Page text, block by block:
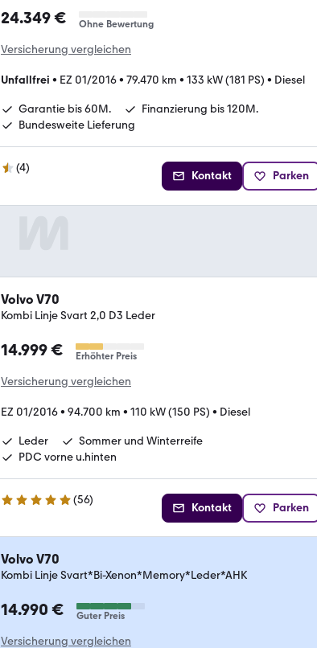
24.349 € Ohne Bewertung
Versicherung vergleichen
Unfallfrei • EZ 01/2016• 79.470 km • 133 kW (181 PS) • Diesel
Garantie bis 60M.
Finanzierung bis 120M.
Bundesweite Lieferung
(4)
Kontakt Parken
Volvo V70
Kombi Linje Svart 2,0 D3 Leder
14.999 € Erhöhter Preis
Versicherung vergleichen
EZ 01/2016• 94.700 km • 110 kW (150 PS) • Diesel
Leder
Sommer und Winterreife
PDC vorne u.hinten
4.8 Sterne (56)
Kontakt Parken
Volvo V70
Kombi Linje Svart*Bi-Xenon*Memory*Leder*AHK
14.990 € Guter Preis
Versicherung vergleichen